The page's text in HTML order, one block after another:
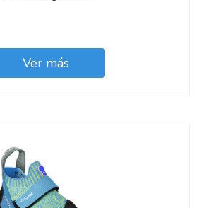
Ver más